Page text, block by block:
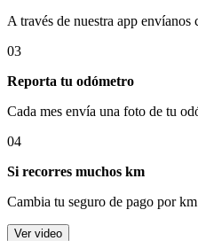
A través de nuestra app
03
Reporta tu odómetro
Cada mes envía una foto de tu
04
Si recorres muchos km
Cambia tu seguro de pago por
Ver video